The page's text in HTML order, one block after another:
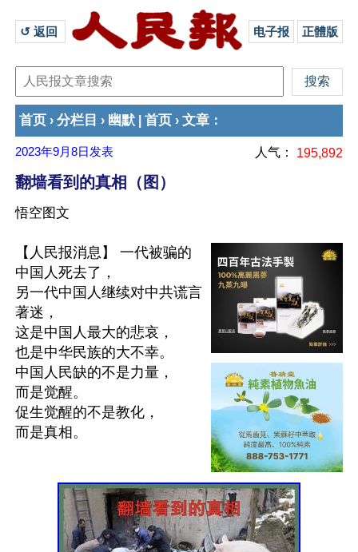
↺ 返回 电子报 正體版
首页 › 分栏目 › 幽默 首页 › 文章 ：
2023年9月8日 发表 人气： 195,892
翻墙看到的真相（图）
悟空图文
【人民报消息】 一代被骗的
中国人死去了，
另一代中国人继续对中共谎言
著迷，
这是中国人最大的悲哀，
也是中华民族的大不幸。
中国人民缺的不是力量，
而是觉醒。
促生觉醒的不是教化，
而是真相。